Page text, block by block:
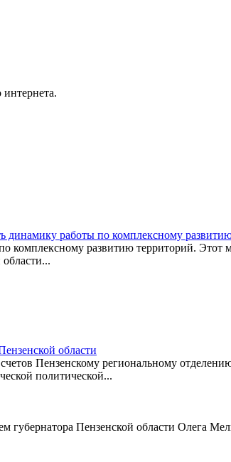
динамику работы по комплексному
развитию территорий. Этот
области
Пензенскому региональному
политической...
губернатора Пензенской области Олега